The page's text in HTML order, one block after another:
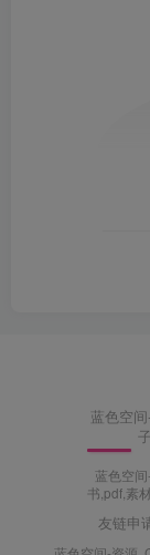
蓝色空
蓝色空
书,pdf,素
友链申